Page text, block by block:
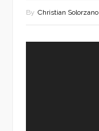
By Christian Solorzano